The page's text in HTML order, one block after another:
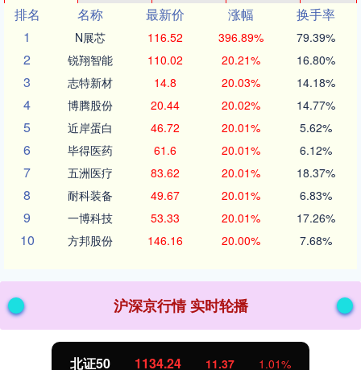
排名
名称 最新价 涨幅
换手率
1
N展芯 116.52 396.89% 79.39%
2 锐翔智能 110.02 20.21% 16.80%
3 志特新材 14.8 20.03% 14.18%
4 博腾股份 20.44 20.02% 14.77%
5 近岸蛋白 46.72 20.01% 5.62%
6 毕得医药 61.6 20.01% 6.12%
7 五洲医疗 83.62 20.01% 18.37%
8 耐科装备 49.67 20.01% 6.83%
9 一博科技 53.33 20.01% 17.26%
10 方邦股份 146.16 20.00% 7.68%
沪深京行情 实时轮播
北证50 1134.24 11.37 1.01%